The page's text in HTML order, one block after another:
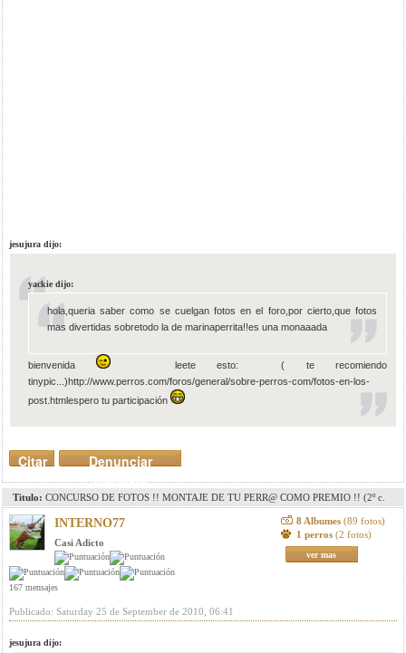
jesujura dijo:
yackie dijo:
hola,queria saber como se cuelgan fotos en el foro,por cierto,que fotos
mas divertidas sobretodo la de marinaperrita!!es una monaaada
bienvenida
leete esto: ( te recomiendo
tinypic...)http://www.perros.com/foros/general/sobre-perros-com/fotos-en-los-
post.htmlespero tu participación
Denunciar
mensaje
Citar
Titulo: CONCURSO DE FOTOS !! MONTAJE DE TU PERR@ COMO PREMIO !! (2º c.
pag. 8)(3r c. pag. 11)(4º c. pag. 15)(5º c. pag.18)
INTERNO77
Casi Adicto
167 mensajes
8 Albumes (89 fotos)
1 perros (2 fotos)
ver mas
Publicado: Saturday 25 de September de 2010, 06:41
jesujura dijo: